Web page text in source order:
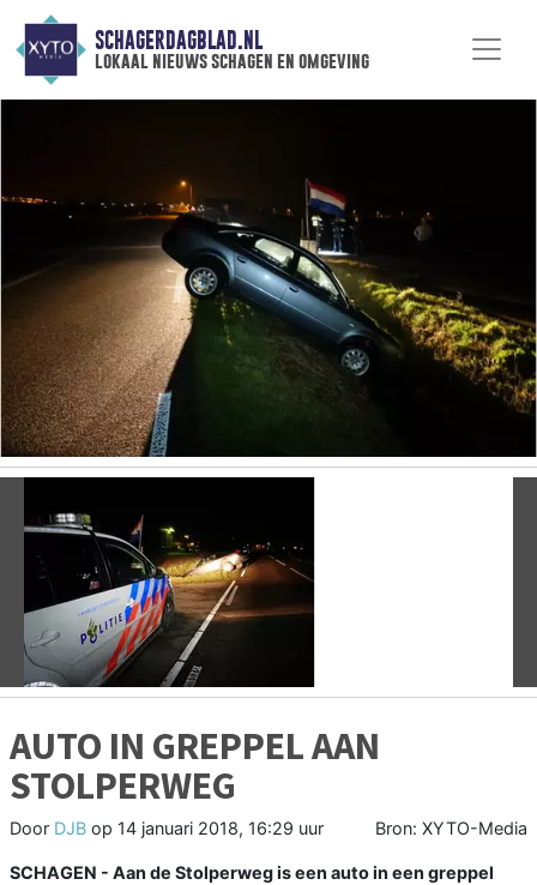
SCHAGERDAGBLAD.NL
lokaal nieuws schagen en omgeving
Vorige
AUTO IN GREPPEL AAN
STOLPERWEG
Door DJB op 14 januari 2018, 16:29 uur Bron: XYTO-Media
SCHAGEN - Aan de Stolperweg is een auto in een greppel